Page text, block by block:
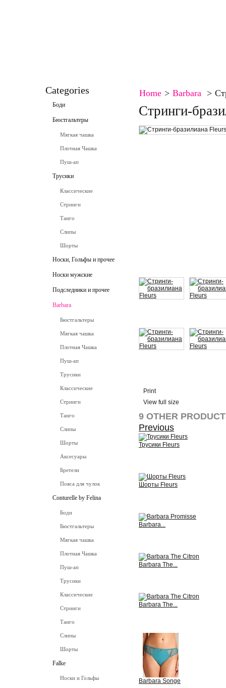
Categories
Боди
Бюстгальтеры
Мягкая чашка
Плотная Чашка
Пуш-ап
Трусики
Классические
Стринги
Танго
Слипы
Шорты
Носки, Гольфы и прочее
Носки мужские
Подследники и прочее
Barbara
Бюстгальтеры
Мягкая чашка
Плотная Чашка
Пуш-ап
Трусики
Классические
Стринги
Танго
Слипы
Шорты
Аксесуары
Бретели
Пояса для чулок
Conturelle by Felina
Боди
Бюстгальтеры
Мягкая чашка
Плотная Чашка
Пуш-ап
Трусики
Классические
Стринги
Танго
Слипы
Шорты
Falke
Носки и Гольфы
Home > Barbara >
Стринги-
Print
View full size
9 OTHER
Previous
Трусики Fleurs
Шорты Fleurs
Barbara...
Barbara The...
Barbara The...
Barbara Songe